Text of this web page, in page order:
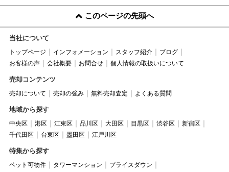
このページの先頭へ
当社について
トップページ インフォメーション スタッフ紹介
ブログ
お客様の声
会社概要 お問合せ 個人情報の取扱いについて
売却コンテンツ
売却について 売却の強み 無料売却査定 よくある質問
地域から探す
中央区 港区 江東区 品川区 大田区 目黒区 渋谷区
新宿区
千代田区
台東区 墨田区 江戸川区
特集から探す
ペット可物件 タワーマンション
プライスダウン